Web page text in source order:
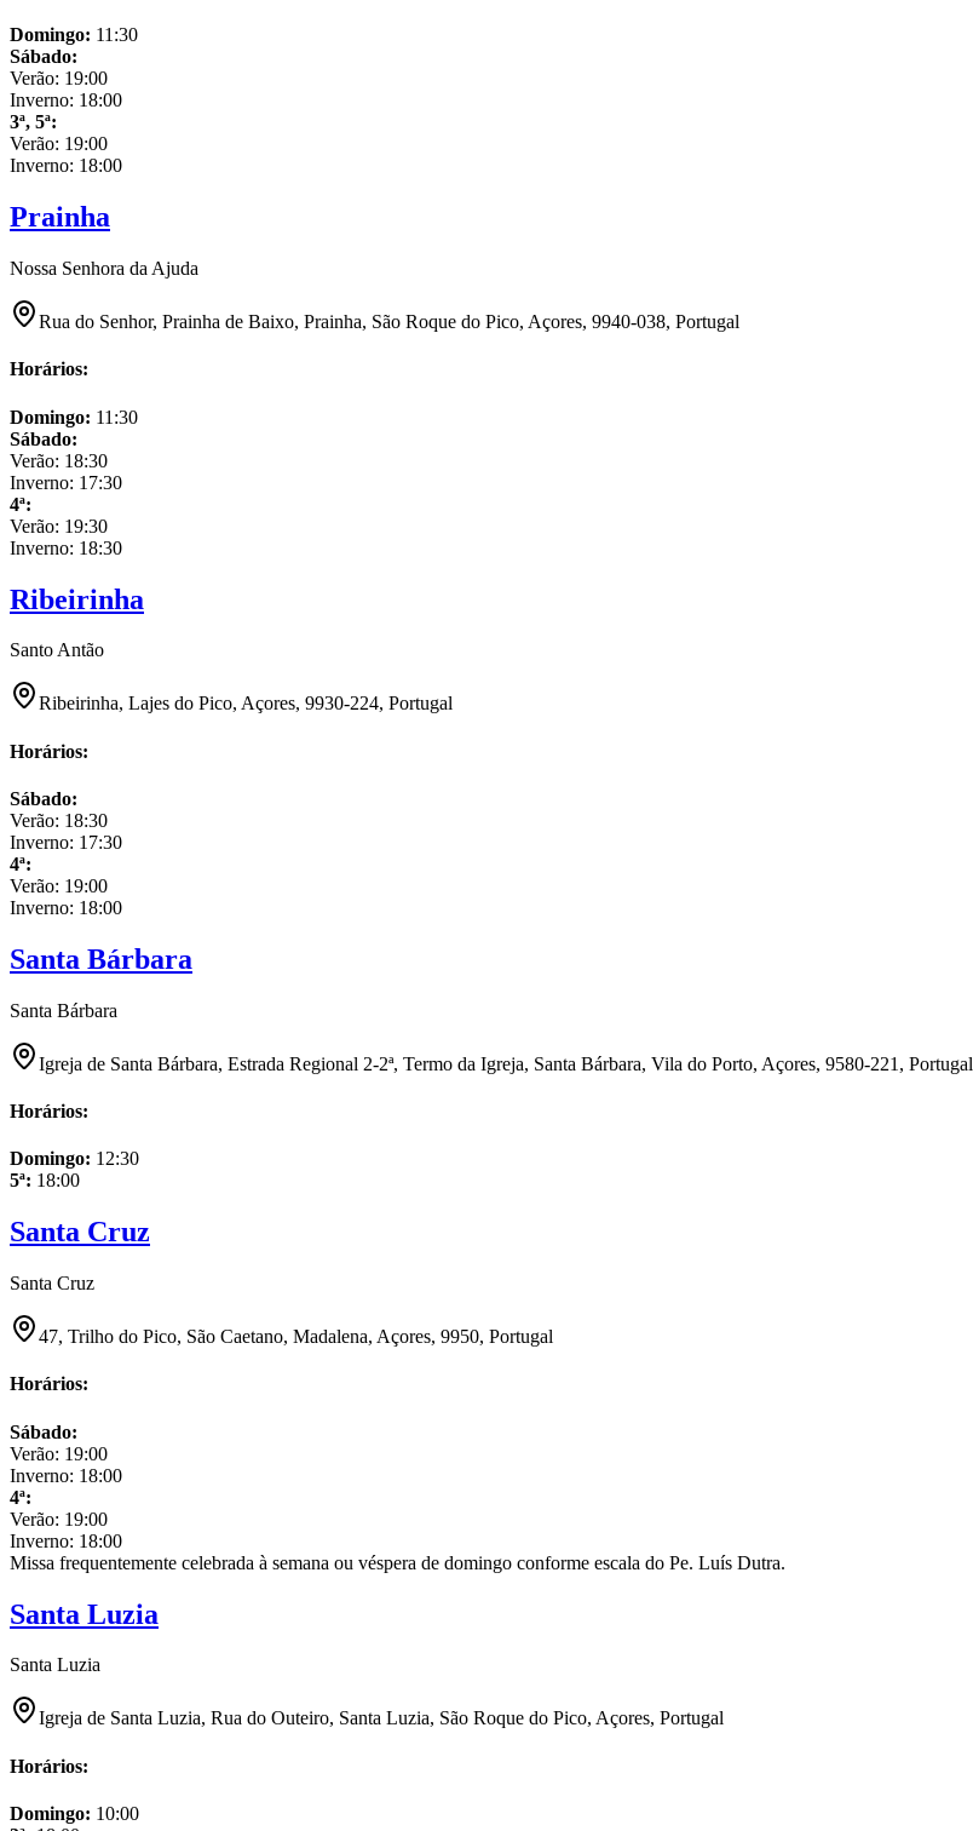
Domingo: 11:30
Sábado:
Verão: 19:00
Inverno: 18:00
3ª, 5ª:
Verão: 19:00
Inverno: 18:00
Prainha
Nossa Senhora da Ajuda
Rua do Senhor, Prainha de Baixo, Prainha, São Roque do Pico, Açores, 9940-038, Portugal
Horários:
Domingo: 11:30
Sábado:
Verão: 18:30
Inverno: 17:30
4ª:
Verão: 19:30
Inverno: 18:30
Ribeirinha
Santo Antão
Ribeirinha, Lajes do Pico, Açores, 9930-224, Portugal
Horários:
Sábado:
Verão: 18:30
Inverno: 17:30
4ª:
Verão: 19:00
Inverno: 18:00
Santa Bárbara
Santa Bárbara
Igreja de Santa Bárbara, Estrada Regional 2-2ª, Termo da Igreja, Santa Bárbara, Vila do Porto, Açores, 9580-221, Portugal
Horários:
Domingo: 12:30
5ª: 18:00
Santa Cruz
Santa Cruz
47, Trilho do Pico, São Caetano, Madalena, Açores, 9950, Portugal
Horários:
Sábado:
Verão: 19:00
Inverno: 18:00
4ª:
Verão: 19:00
Inverno: 18:00
Missa frequentemente celebrada à semana ou véspera de domingo conforme escala do Pe. Luís Dutra.
Santa Luzia
Santa Luzia
Igreja de Santa Luzia, Rua do Outeiro, Santa Luzia, São Roque do Pico, Açores, Portugal
Horários:
Domingo: 10:00